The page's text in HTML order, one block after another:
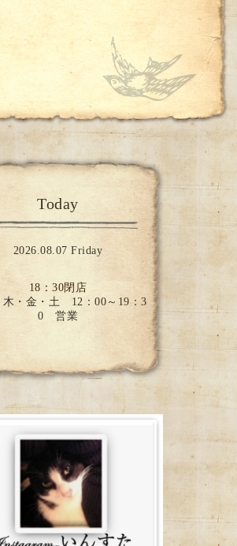
Today
2026.08.07 Friday
18：30閉店
・金・土 12：00～19：3
0 営業